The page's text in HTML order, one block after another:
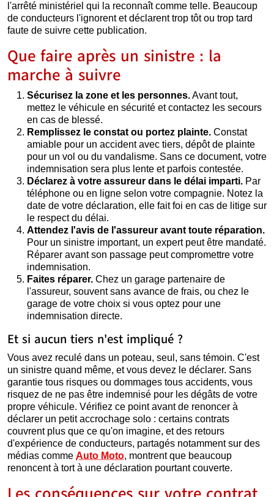
l'arrêté ministériel qui la reconnaît comme telle. Beaucoup
de conducteurs l'ignorent et déclarent trop tôt ou trop tard
faute de suivre cette publication.
Que faire après un sinistre : la
marche à suivre
Sécurisez la zone et les personnes.Avant tout,
mettez le véhicule en sécurité et contactez les secours
en cas de blessé.
Remplissez le constat ou portez plainte. Constat
amiable pour un accident avec tiers, dépôt de plainte
pour un vol ou du vandalisme. Sans ce document, votre
indemnisation sera plus lente et parfois contestée.
Déclarez à votre assureur dans le délai imparti. Par
téléphone ou en ligne selon votre compagnie. Notez la
date de votre déclaration, elle fait foi en cas de litige sur
le respect du délai.
Attendez l'avis de l'assureur avant toute réparation.
Pour un sinistre important, un expert peut être mandaté.
Réparer avant son passage peut compromettre votre
indemnisation.
Faites réparer. Chez un garage partenaire de
l'assureur, souvent sans avance de frais, ou chez le
garage de votre choix si vous optez pour une
indemnisation directe.
Et si aucun tiers n'est impliqué ?
Vous avez reculé dans un poteau, seul, sans témoin. C'est
un sinistre quand même, et vous devez le déclarer. Sans
garantie tous risques ou dommages tous accidents, vous
risquez de ne pas être indemnisé pour les dégâts de votre
propre véhicule. Vérifiez ce point avant de renoncer à
déclarer un petit accrochage solo : certains contrats
couvrent plus que ce qu'on imagine, et des retours
d'expérience de conducteurs, partagés notamment sur des
médias comme Auto Moto, montrent que beaucoup
renoncent à tort à une déclaration pourtant couverte.